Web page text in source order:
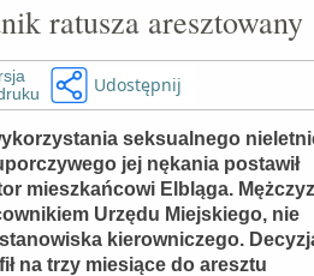
ratusza aresztowany
Udostępnij
seksualnego
jej nękania postawił
mieszkańcowi Elbląga.
Urzędu Miejskiego, nie
kierowniczego.
na trzy miesiące do aresztu